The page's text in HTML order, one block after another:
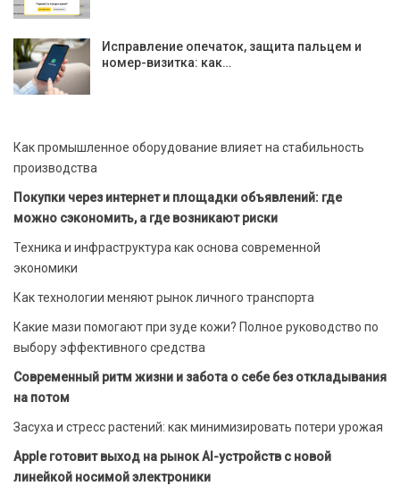
Исправление опечаток, защита пальцем и
номер-визитка: как…
Как промышленное оборудование влияет на стабильность
производства
Покупки через интернет и площадки объявлений: где
можно сэкономить, а где возникают риски
Техника и инфраструктура как основа современной
экономики
Как технологии меняют рынок личного транспорта
Какие мази помогают при зуде кожи? Полное руководство по
выбору эффективного средства
Современный ритм жизни и забота о себе без откладывания
на потом
Засуха и стресс растений: как минимизировать потери урожая
Apple готовит выход на рынок AI-устройств с новой
линейкой носимой электроники